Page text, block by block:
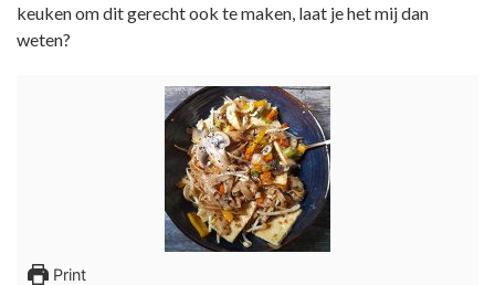
keuken om dit gerecht ook te maken, laat je het mij dan
weten?
Print